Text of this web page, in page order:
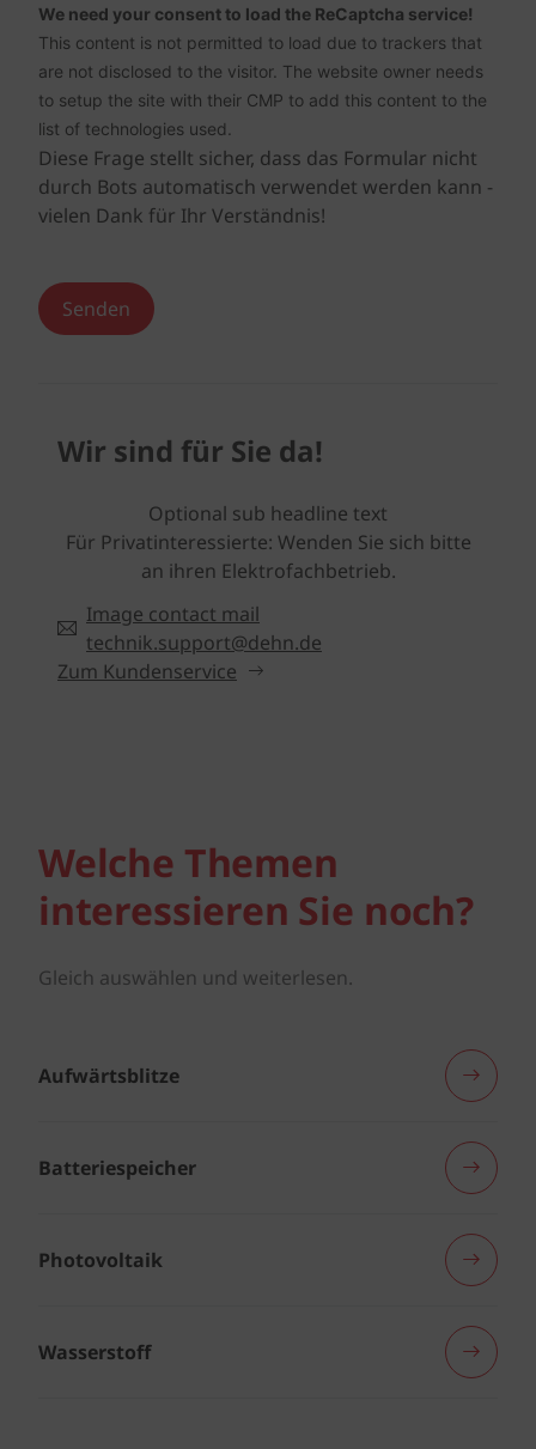
We need your consent to load the ReCaptcha service!
This content is not permitted to load due to trackers that
are not disclosed to the visitor. The website owner needs
to setup the site with their CMP to add this content to the
list of technologies used.
Diese Frage stellt sicher, dass das Formular nicht
durch Bots automatisch verwendet werden kann -
vielen Dank für Ihr Verständnis!
Wir sind für Sie da!
Optional sub headline text
Für Privatinteressierte: Wenden Sie sich bitte
an ihren Elektrofachbetrieb.
Image contact mail
technik.support@dehn.de
Zum Kundenservice
Welche Themen
interessieren Sie noch?
Gleich auswählen und weiterlesen.
Aufwärtsblitze
Batteriespeicher
Photovoltaik
Wasserstoff